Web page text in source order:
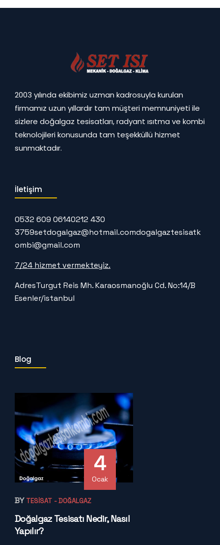
2003 yılında ekibimiz uzman kadrosuyla kurulan
firmamız uzun yıllardır tam müşteri memnuniyeti ile
sizlere doğalgaz tesisatları, radyant ısıtma ve kombi
teknolojileri konusunda tam teşekküllü hizmet
sunmaktadır.
İletişim
0532 609 06140212 430
3759setdogalgaz@hotmail.comdogalgaztesisatk
ombi@gmail.com
7/24 hizmet vermekteyiz.
AdresTurgut Reis Mh. Karaosmanoğlu Cd. No:14/B
Esenler/istanbul
Blog
4
Ocak
BY TESISAT - DOĞALGAZ
Doğalgaz Tesisatı Nedir, Nasıl
Yapılır?